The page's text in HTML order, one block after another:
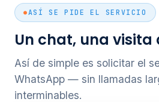
ASÍ SE PIDE EL SERVICIO
Un chat, una
Así de simple es solicitar el
WhatsApp — sin llamadas
interminables.